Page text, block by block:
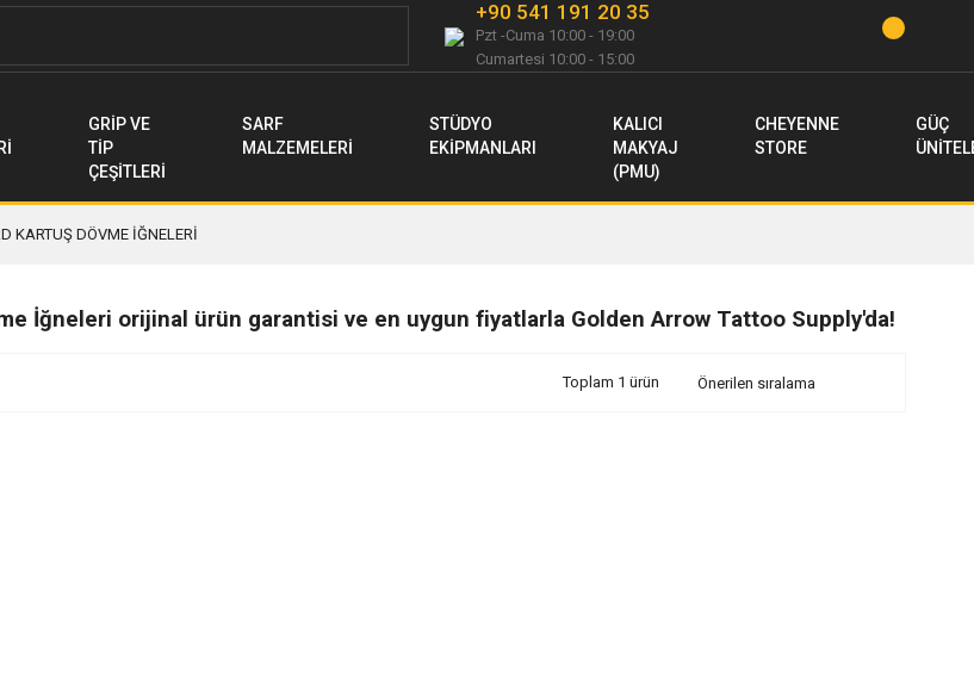
+90 541 191 20 35
Pzt -Cuma 10:00 - 19:00
Cumartesi 10:00 - 15:00
GRİP VE
TİP
ÇEŞİTLERİ
SARF
MALZEMELERİ
STÜDYO
EKİPMANLARI
KALICI
MAKYAJ
(PMU)
CHEYENNE
STORE
GÜÇ
KARTUŞ DÖVME İĞNELERİ
İğneleri orijinal ürün garantisi ve en uygun fiyatlarla Golden Arrow Tattoo Supply'da!
Toplam 1 ürün